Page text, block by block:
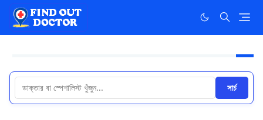
সার্চ